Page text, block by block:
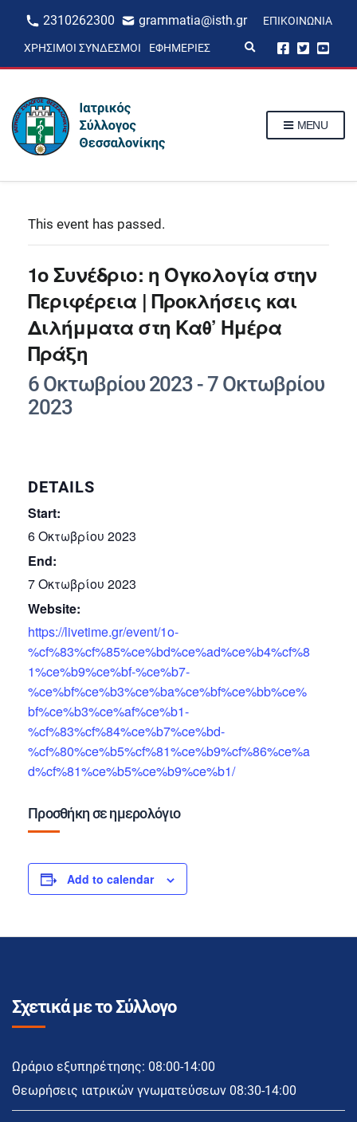
2310262300 grammatia@isth.gr ΕΠΙΚΟΙΝΩΝΊΑ
ΧΡΉΣΙΜΟΙ ΣΎΝΔΕΣΜΟΙ ΕΦΗΜΕΡΊΕΣ
p
MENU
This event has passed.
1ο Συνέδριο: η Ογκολογία στην
Περιφέρεια | Προκλήσεις και
Διλήμματα στη Καθ’ Ημέρα
Πράξη
6 Οκτωβρίου 2023 - 7 Οκτωβρίου
2023
DETAILS
Start:
6 Οκτωβρίου 2023
End:
7 Οκτωβρίου 2023
Website:
https://livetime.gr/event/1o-
%cf%83%cf%85%ce%bd%ce%ad%ce%b4%cf%8
1%ce%b9%ce%bf-%ce%b7-
%ce%bf%ce%b3%ce%ba%ce%bf%ce%bb%ce%
bf%ce%b3%ce%af%ce%b1-
%cf%83%cf%84%ce%b7%ce%bd-
%cf%80%ce%b5%cf%81%ce%b9%cf%86%ce%a
d%cf%81%ce%b5%ce%b9%ce%b1/
Προσθήκη σε ημερολόγιο
Add to calendar
Σχετικά με το Σύλλογο
Ωράριο εξυπηρέτησης: 08:00-14:00
Θεωρήσεις ιατρικών γνωματεύσεων 08:30-14:00